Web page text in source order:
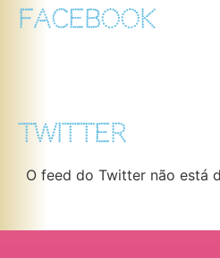
FACEBOOK
TWITTER
O feed do Twitter não está